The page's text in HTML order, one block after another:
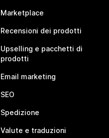
Marketplace
Recensioni dei prodotti
Upselling e pacchetti di
prodotti
Email marketing
SEO
Spedizione
Valute e traduzioni